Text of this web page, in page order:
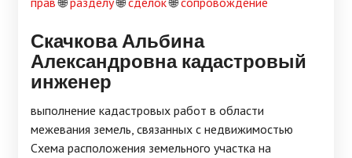
Скачкова Альбина
Александровна кадастровый
инженер
выполнение кадастровых работ в области
межевания земель, связанных с недвижимостью
Схема расположения земельного участка на